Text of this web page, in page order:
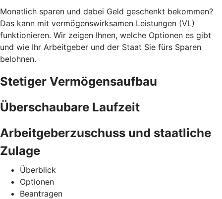
Monatlich sparen und dabei Geld geschenkt bekommen?
Das kann mit vermögenswirksamen Leistungen (VL)
funktionieren. Wir zeigen Ihnen, welche Optionen es gibt
und wie Ihr Arbeitgeber und der Staat Sie fürs Sparen
belohnen.
Stetiger Vermögensaufbau
Überschaubare Laufzeit
Arbeitgeberzuschuss und staatliche
Zulage
Überblick
Optionen
Beantragen